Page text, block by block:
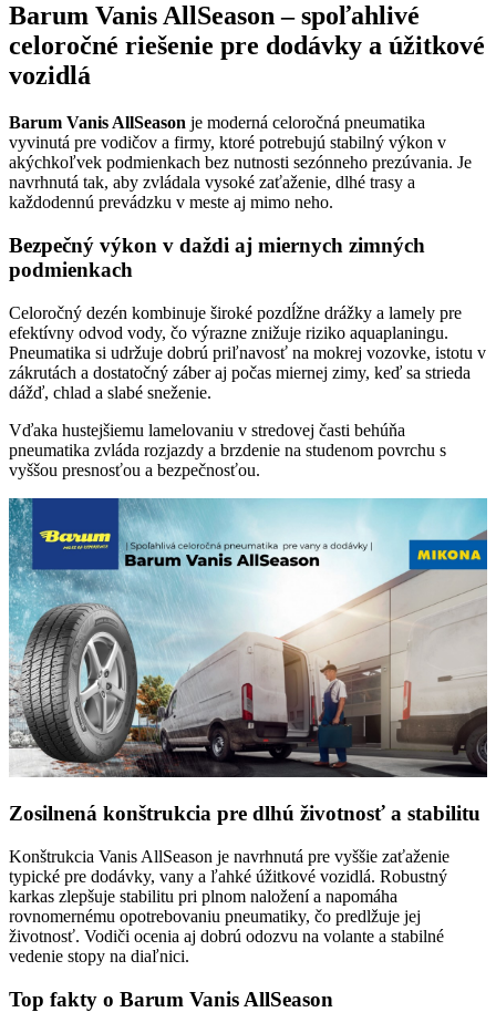
Barum Vanis AllSeason – spoľahlivé
celoročné riešenie pre dodávky a úžitkové
vozidlá
Barum Vanis AllSeason je moderná celoročná pneumatika
vyvinutá pre vodičov a firmy, ktoré potrebujú stabilný výkon v
akýchkoľvek podmienkach bez nutnosti sezónneho prezúvania. Je
navrhnutá tak, aby zvládala vysoké zaťaženie, dlhé trasy a
každodennú prevádzku v meste aj mimo neho.
Bezpečný výkon v daždi aj miernych zimných
podmienkach
Celoročný dezén kombinuje široké pozdĺžne drážky a lamely pre
efektívny odvod vody, čo výrazne znižuje riziko aquaplaningu.
Pneumatika si udržuje dobrú priľnavosť na mokrej vozovke, istotu v
zákrutách a dostatočný záber aj počas miernej zimy, keď sa strieda
dážď, chlad a slabé sneženie.
Vďaka hustejšiemu lamelovaniu v stredovej časti behúňa
pneumatika zvláda rozjazdy a brzdenie na studenom povrchu s
vyššou presnosťou a bezpečnosťou.
Zosilnená konštrukcia pre dlhú životnosť a stabilitu
Konštrukcia Vanis AllSeason je navrhnutá pre vyššie zaťaženie
typické pre dodávky, vany a ľahké úžitkové vozidlá. Robustný
karkas zlepšuje stabilitu pri plnom naložení a napomáha
rovnomernému opotrebovaniu pneumatiky, čo predlžuje jej
životnosť. Vodiči ocenia aj dobrú odozvu na volante a stabilné
vedenie stopy na diaľnici.
Top fakty o Barum Vanis AllSeason